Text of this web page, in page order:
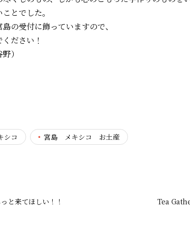
とでした。
の受付に飾っていますので、
ださい！
）
シコ 宮島 メキシコ お土産
と来てほしい！！ Tea